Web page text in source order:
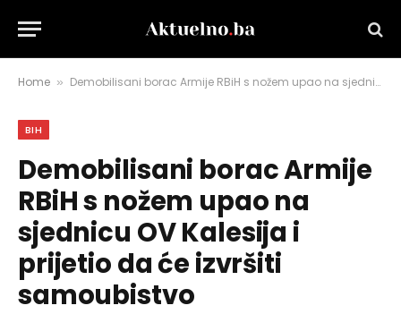
Home » Demobilisani borac Armije RBiH s nožem upao na sjednicu OV Kalesija i prijetio da će izvršiti samoubistvo
BIH
Demobilisani borac Armije
RBiH s nožem upao na
sjednicu OV Kalesija i
prijetio da će izvršiti
samoubistvo